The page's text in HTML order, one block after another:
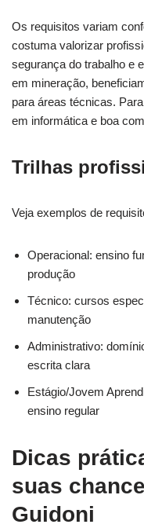
Os requisitos variam
costuma valorizar
segurança do trabalho e
em mineração,
para áreas técnicas.
em informática e boa
Trilhas
Veja exemplos de
Operacional: ensino
produção
Técnico: cursos
manutenção
Administrativo:
escrita clara
Estágio/Jovem
ensino regular
Dicas
suas
Guidoni